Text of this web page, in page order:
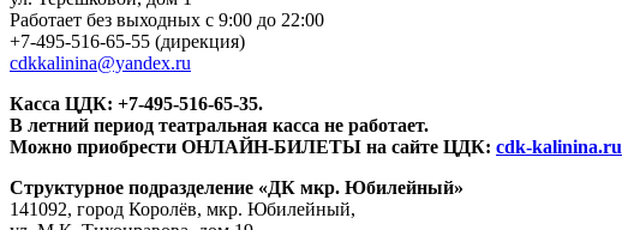
Работает без выходных с 9:00 до 22:00
+7-495-516-65-55 (дирекция)
cdkkalinina@yandex.ru
Касса ЦДК: +7-495-516-65-35.
В летний период театральная касса не работает.
Можно приобрести ОНЛАЙН-БИЛЕТЫ на сайте ЦДК: cdk-kalinina.ru
Структурное подразделение «ДК мкр. Юбилейный»
141092, город Королёв, мкр. Юбилейный,